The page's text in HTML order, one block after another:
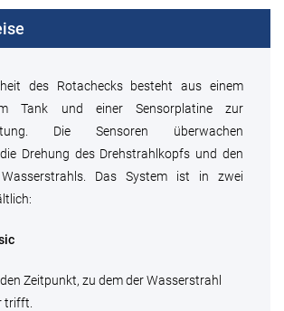
des Rotachecks besteht aus einem
Tank und einer Sensorplatine zur
Die Sensoren überwachen
Drehung des Drehstrahlkopfs und den
Das System ist in zwei
Zeitpunkt, zu dem der Wasserstrahl
trifft.